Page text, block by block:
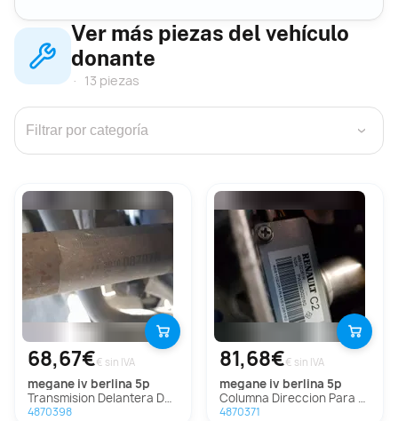
Ver más piezas del vehículo
donante
13 piezas
›
68,67€€ sin IVA
megane iv berlina 5p
Transmision Delantera Derecha Para Renault Megane Iv Berlina 5P
4870398
81,68€€ sin IVA
megane iv berlina 5p
Columna Direccion Para Renault Megane Iv Berlina 5P
4870371